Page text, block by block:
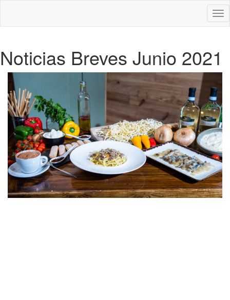
Noticias Breves Junio 2021